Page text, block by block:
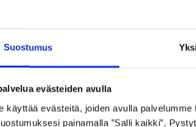
Suostumus
evästeiden avulla
käyttää evästeitä, joiden avulla
painamalla ”Salli kaikki”.
LEVYJARRU